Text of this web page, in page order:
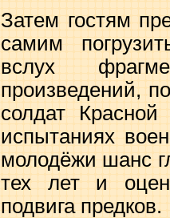
Затем гостям
самим
вслух
произведений,
солдат
испытаниях
молодёжи шанс
тех лет и
подвига предков.